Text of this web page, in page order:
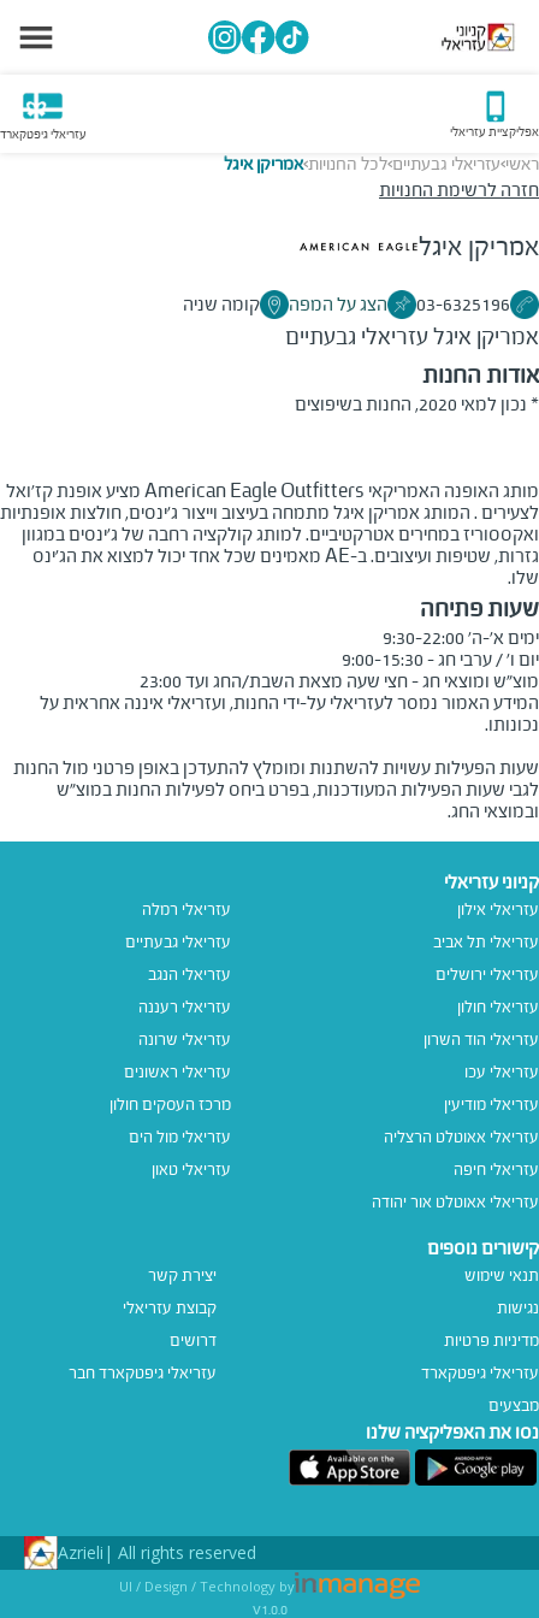
אפליקציית עזריאלי עזריאלי גיפטקארד
ראשי>עזריאלי גבעתיים>לכל החנויות>אמריקן איגל
חזרה לרשימת החנויות
אמריקן איגל
03-6325196 הצג על המפה קומה שניה
אמריקן איגלעזריאלי גבעתיים
אודות החנות
* נכון למאי 2020, החנות בשיפוצים
מותג האופנה האמריקאי American Eagle Outfitters מציע אופנת קז'ואל
לצעירים . המותג אמריקן איגל מתמחה בעיצוב וייצור ג'ינסים, חולצות אופנתיות
ואקססוריז במחירים אטרקטיביים. למותג קולקציה רחבה של ג'ינסים במגוון
גזרות, שטיפות ועיצובים. ב-AE מאמינים שכל אחד יכול למצוא את הג'ינס
שלו.
שעות פתיחה
מוצ"ש ומוצאי חג - חצי שעה מצאת השבת/החג ועד 23:00
המידע האמור נמסר לעזריאלי על-ידי החנות, ועזריאלי איננה אחראית על
שעות הפעילות עשויות להשתנות ומומלץ להתעדכן באופן פרטני מול החנות
לגבי שעות הפעילות המעודכנות, בפרט ביחס לפעילות החנות במוצ"ש
ובמוצאי החג.
קניוני עזריאלי
עזריאלי אילון
עזריאלי תל אביב
עזריאלי ירושלים
עזריאלי חולון
עזריאלי הוד השרון
עזריאלי עכו
עזריאלי מודיעין
עזריאלי אאוטלט הרצליה
עזריאלי חיפה
עזריאלי אאוטלט אור יהודה
עזריאלי רמלה
עזריאלי גבעתיים
עזריאלי הנגב
עזריאלי רעננה
עזריאלי שרונה
עזריאלי ראשונים
מרכז העסקים חולון
עזריאלי מול הים
עזריאלי טאון
קישורים נוספים
תנאי שימוש
נגישות
מדיניות פרטיות
עזריאלי גיפטקארד
מבצעים
יצירת קשר
קבוצת עזריאלי
דרושים
עזריאלי גיפטקארד חבר‎
נסו את האפליקציה שלנו
All rights reserved |
Azrieli
UI / Design / Technology by
v1.0.0